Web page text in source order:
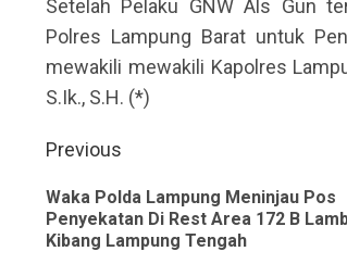
Setelah Pelaku GNW Als Gun
Polres Lampung Barat untuk
mewakili mewakili Kapolres
S.Ik., S.H. (*)
Continue
Reading
Previous
Waka Polda Lampung Meninjau Pos
Penyekatan Di Rest Area 172 B
Kibang Lampung Tengah